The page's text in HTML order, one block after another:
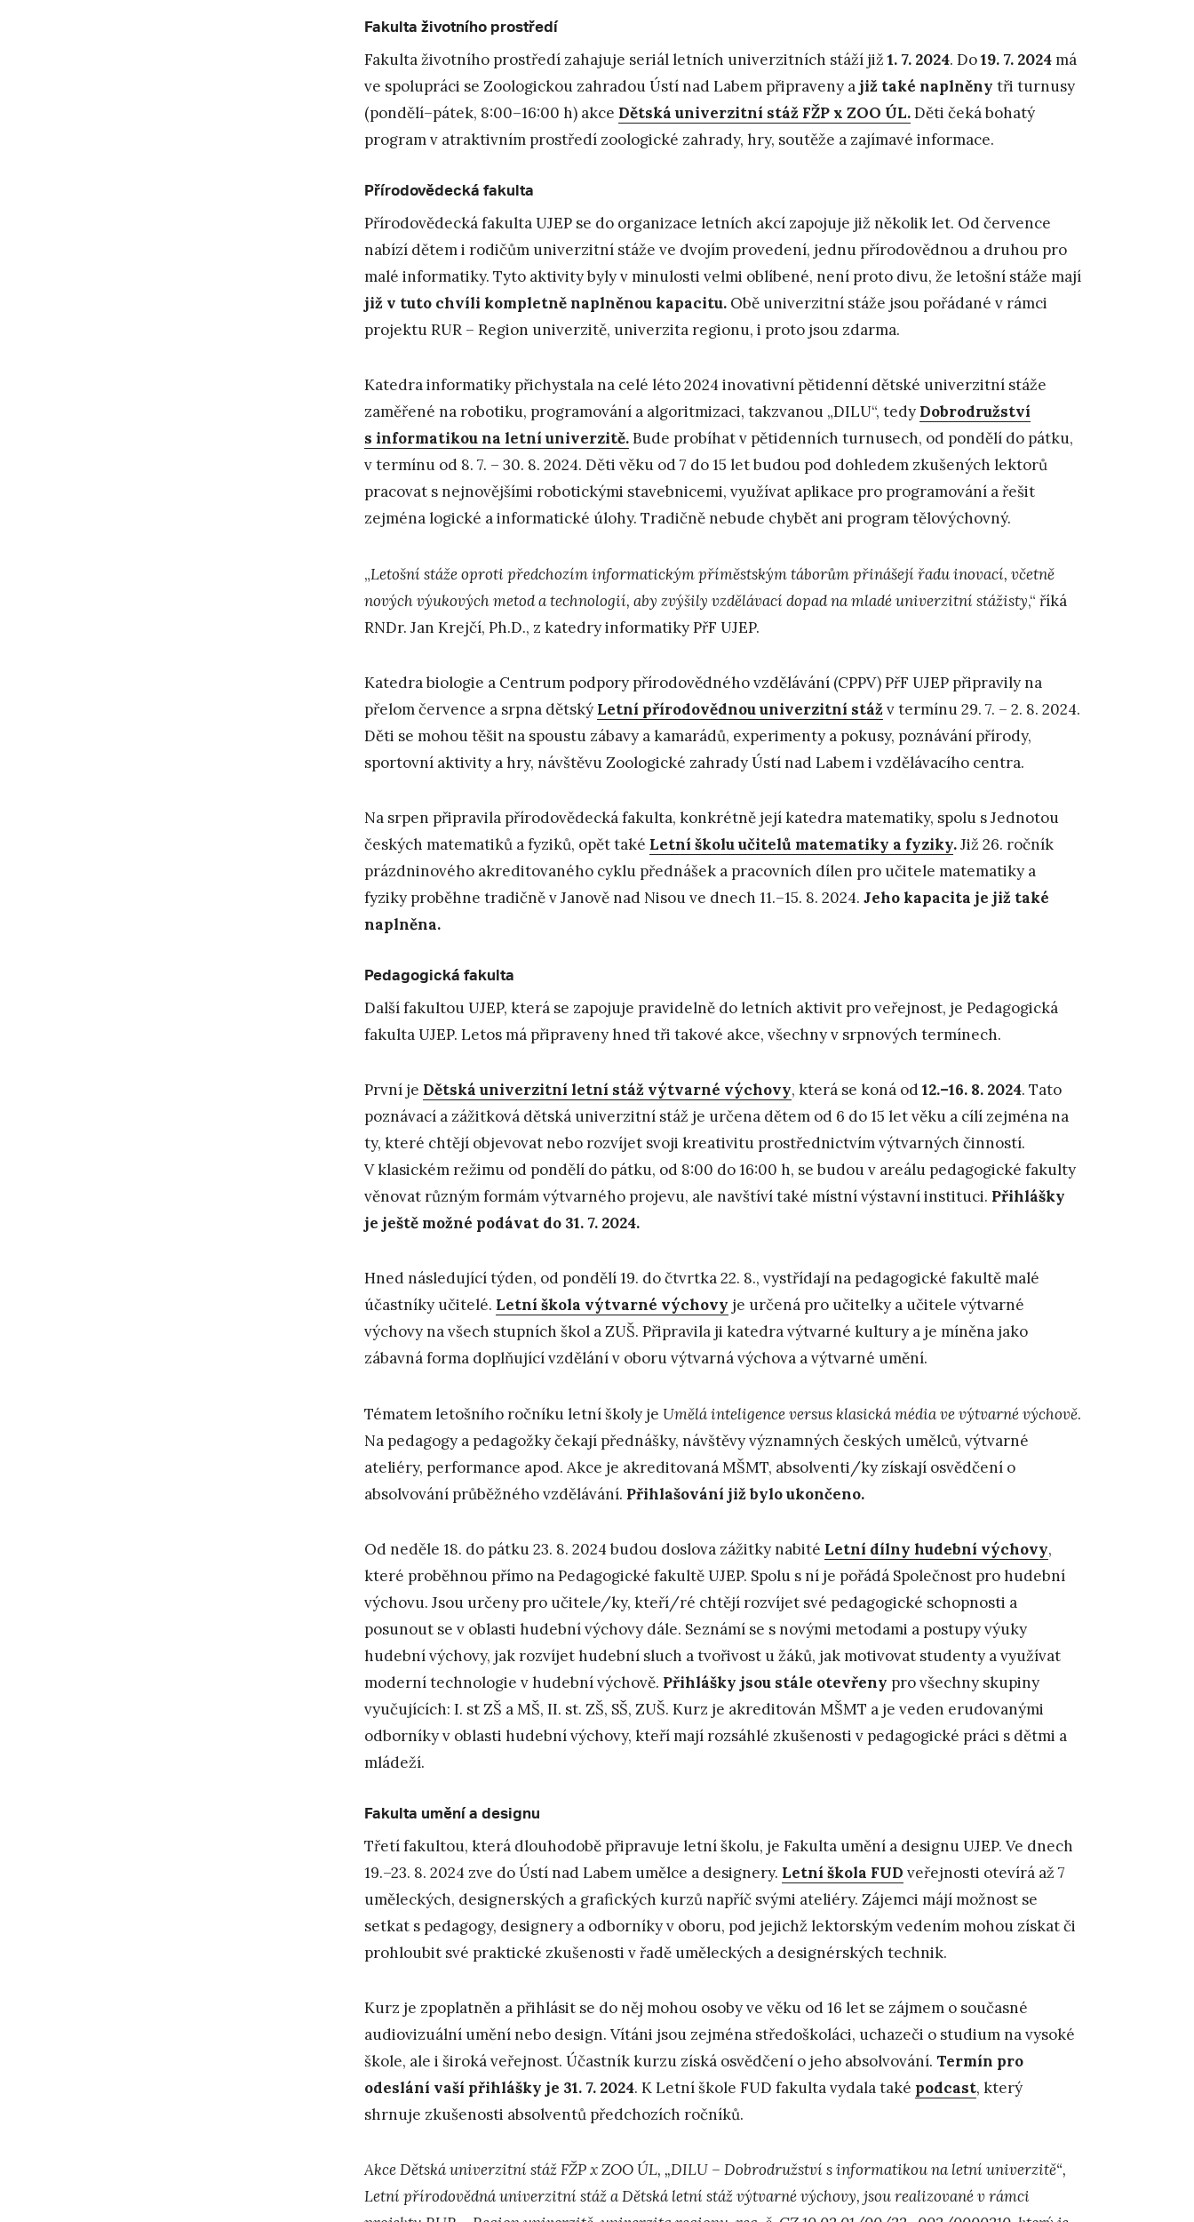
Fakulta životního prostředí
Fakulta životního prostředí zahajuje seriál letních univerzitních stáží již 1. 7. 2024. Do19. 7. 2024má
ve spolupráci se Zoologickou zahradou Ústí nad Labem připraveny ajiž také naplněny tři turnusy
(pondělí–pátek, 8:00–16:00 h) akce Dětská univerzitní stáž FŽP x ZOO ÚL.Děti čeká bohatý
program v atraktivním prostředí zoologické zahrady, hry, soutěže a zajímavé informace.
Přírodovědecká fakulta
Přírodovědecká fakulta UJEP se do organizace letních akcí zapojuje již několik let. Od července
nabízí dětem i rodičům univerzitní stáže ve dvojím provedení, jednu přírodovědnou a druhou pro
malé informatiky. Tyto aktivity byly v minulosti velmi oblíbené, není proto divu, že letošní stáže mají
již v tuto chvíli kompletně naplněnou kapacitu. Obě univerzitní stáže jsou pořádané v rámci
projektu RUR – Region univerzitě, univerzita regionu, i proto jsou zdarma.
Katedra informatiky přichystala na celé léto 2024 inovativní pětidenní dětské univerzitní stáže
zaměřené na robotiku, programování a algoritmizaci, takzvanou „DILU“, tedy Dobrodružství
s informatikou na letní univerzitě.Bude probíhat v pětidenních turnusech, od pondělí do pátku,
v termínu od 8. 7. – 30. 8. 2024. Děti věku od 7 do 15 let budou pod dohledem zkušených lektorů
pracovat s nejnovějšími robotickými stavebnicemi, využívat aplikace pro programování a řešit
zejména logické a informatické úlohy. Tradičně nebude chybět ani program tělovýchovný.
„Letošní stáže oproti předchozím informatickým příměstským táborům přinášejí řadu inovací, včetně
nových výukových metod a technologií, aby zvýšily vzdělávací dopad na mladé univerzitní stážisty,“ říká
RNDr. Jan Krejčí, Ph.D., z katedry informatiky PřF UJEP.
Katedra biologie a Centrum podpory přírodovědného vzdělávání (CPPV) PřF UJEP připravily na
přelom července a srpna dětský Letní přírodovědnou univerzitní stážv termínu 29. 7. – 2. 8. 2024.
Děti se mohou těšit na spoustu zábavy a kamarádů, experimenty a pokusy, poznávání přírody,
sportovní aktivity a hry, návštěvu Zoologické zahrady Ústí nad Labem i vzdělávacího centra.
Na srpen připravila přírodovědecká fakulta, konkrétně její katedra matematiky, spolu s Jednotou
českých matematiků a fyziků, opět také Letní školu učitelů matematiky a fyziky.Již 26. ročník
prázdninového akreditovaného cyklu přednášek a pracovních dílen pro učitele matematiky a
fyziky proběhne tradičně v Janově nad Nisou ve dnech 11.–15. 8. 2024. Jeho kapacita je již také
naplněna.
Pedagogická fakulta
Další fakultou UJEP, která se zapojuje pravidelně do letních aktivit pro veřejnost, je Pedagogická
fakulta UJEP. Letos má připraveny hned tři takové akce, všechny v srpnových termínech.
První je Dětská univerzitní letní stáž výtvarné výchovy, která se koná od12.–16. 8. 2024. Tato
poznávací a zážitková dětská univerzitní stáž je určena dětem od 6 do 15 let věku a cílí zejména na
ty, které chtějí objevovat nebo rozvíjet svoji kreativitu prostřednictvím výtvarných činností.
V klasickém režimu od pondělí do pátku, od 8:00 do 16:00 h, se budou v areálu pedagogické fakulty
věnovat různým formám výtvarného projevu, ale navštíví také místní výstavní instituci. Přihlášky
je ještě možné podávat do 31. 7. 2024.
Hned následující týden, od pondělí 19. do čtvrtka 22. 8., vystřídají na pedagogické fakultě malé
účastníky učitelé. Letní škola výtvarné výchovy je určená pro učitelky a učitele výtvarné
výchovy na všech stupních škol a ZUŠ. Připravila ji katedra výtvarné kultury a je míněna jako
zábavná forma doplňující vzdělání v oboru výtvarná výchova a výtvarné umění.
Tématem letošního ročníku letní školy je Umělá inteligence versus klasická média ve výtvarné výchově.
Na pedagogy a pedagožky čekají přednášky, návštěvy významných českých umělců, výtvarné
ateliéry, performance apod. Akce je akreditovaná MŠMT, absolventi/ky získají osvědčení o
absolvování průběžného vzdělávání. Přihlašování již bylo ukončeno.
Od neděle 18. do pátku 23. 8. 2024 budou doslova zážitky nabité Letní dílny hudební výchovy,
které proběhnou přímo na Pedagogické fakultě UJEP. Spolu s ní je pořádá Společnost pro hudební
výchovu. Jsou určeny pro učitele/ky, kteří/ré chtějí rozvíjet své pedagogické schopnosti a
posunout se v oblasti hudební výchovy dále. Seznámí se s novými metodami a postupy výuky
hudební výchovy, jak rozvíjet hudební sluch a tvořivost u žáků, jak motivovat studenty a využívat
moderní technologie v hudební výchově. Přihlášky jsou stále otevřeny pro všechny skupiny
vyučujících: I. st ZŠ a MŠ, II. st. ZŠ, SŠ, ZUŠ. Kurz je akreditován MŠMT a je veden erudovanými
odborníky v oblasti hudební výchovy, kteří mají rozsáhlé zkušenosti v pedagogické práci s dětmi a
mládeží.
Fakulta umění a designu
Třetí fakultou, která dlouhodobě připravuje letní školu, je Fakulta umění a designu UJEP. Ve dnech
19.–23. 8. 2024 zve do Ústí nad Labem umělce a designery. Letní škola FUD veřejnosti otevírá až 7
uměleckých, designerských a grafických kurzů napříč svými ateliéry. Zájemci májí možnost se
setkat s pedagogy, designery a odborníky v oboru, pod jejichž lektorským vedením mohou získat či
prohloubit své praktické zkušenosti v řadě uměleckých a designérských technik.
Kurz je zpoplatněn a přihlásit se do něj mohou osoby ve věku od 16 let se zájmem o současné
audiovizuální umění nebo design. Vítáni jsou zejména středoškoláci, uchazeči o studium na vysoké
škole, ale i široká veřejnost. Účastník kurzu získá osvědčení o jeho absolvování. Termín pro
odeslání vaší přihlášky je 31. 7. 2024. K Letní škole FUD fakulta vydala také podcast, který
shrnuje zkušenosti absolventů předchozích ročníků.
Akce Dětská univerzitní stáž FŽP x ZOO ÚL, „DILU – Dobrodružství s informatikou na letní univerzitě“,
Letní přírodovědná univerzitní stáž a Dětská letní stáž výtvarné výchovy, jsou realizované v rámci